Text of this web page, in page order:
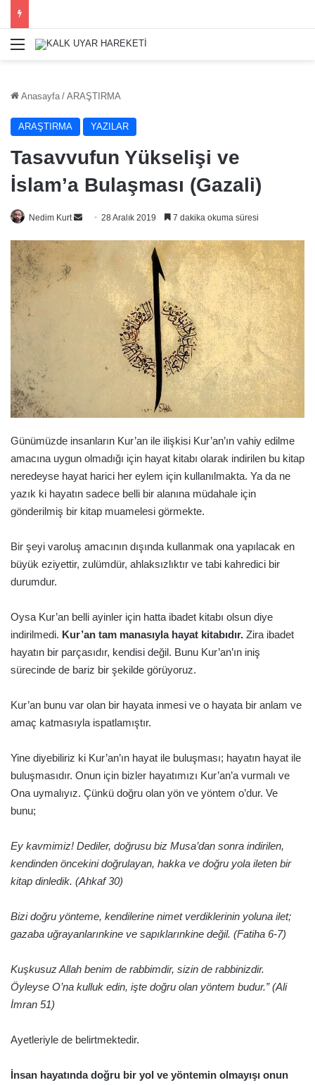
Menü
Anasayfa / ARAŞTIRMA
ARAŞTIRMA YAZILAR
Tasavvufun Yükselişi ve
İslam’a Bulaşması (Gazali)
Nedim Kurt
Bir
28 Aralık 2019 7 dakika okuma süresi
Günümüzde insanların Kur’an ile ilişkisi Kur’an’ın vahiy edilme
amacına uygun olmadığı için hayat kitabı olarak indirilen bu kitap
neredeyse hayat harici her eylem için kullanılmakta. Ya da ne
yazık ki hayatın sadece belli bir alanına müdahale için
gönderilmiş bir kitap muamelesi görmekte.
Bir şeyi varoluş amacının dışında kullanmak ona yapılacak en
büyük eziyettir, zulümdür, ahlaksızlıktır ve tabi kahredici bir
durumdur.
Oysa Kur’an belli ayinler için hatta ibadet kitabı olsun diye
indirilmedi. Kur’an tam manasıyla hayat kitabıdır. Zira ibadet
hayatın bir parçasıdır, kendisi değil. Bunu Kur’an’ın iniş
sürecinde de bariz bir şekilde görüyoruz.
Kur’an bunu var olan bir hayata inmesi ve o hayata bir anlam ve
amaç katmasıyla ispatlamıştır.
Yine diyebiliriz ki Kur’an’ın hayat ile buluşması; hayatın hayat ile
buluşmasıdır. Onun için bizler hayatımızı Kur’an’a vurmalı ve
Ona uymalıyız. Çünkü doğru olan yön ve yöntem o’dur. Ve
bunu;
Ey kavmimiz! Dediler, doğrusu biz Musa’dan sonra indirilen,
kendinden öncekini doğrulayan, hakka ve doğru yola ileten bir
kitap dinledik. (Ahkaf 30)
Bizi doğru yönteme, kendilerine nimet verdiklerinin yoluna ilet;
gazaba uğrayanlarınkine ve sapıklarınkine değil. (Fatiha 6-7)
Kuşkusuz Allah benim de rabbimdir, sizin de rabbinizdir.
Öyleyse O’na kulluk edin, işte doğru olan yöntem budur.” (Ali
İmran 51)
Ayetleriyle de belirtmektedir.
İnsan hayatında doğru bir yol ve yöntemin olmayışı onun